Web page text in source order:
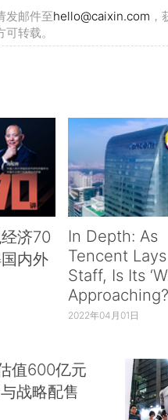
发邮件至hello@caixin.com
转载。
济70
内外
In Depth: As
Tencent
Staff, Is Its
Approaching?
2022年04月01日
值600亿元
战略配售